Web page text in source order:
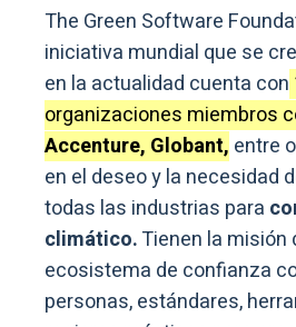
The Green Software
iniciativa mundial que se
en la actualidad cuenta con
organizaciones miembros
Accenture, Globant, entre
en el deseo y la necesidad
todas las industrias para
climático.Tienen la misión
ecosistema de confianza
personas, estándares,